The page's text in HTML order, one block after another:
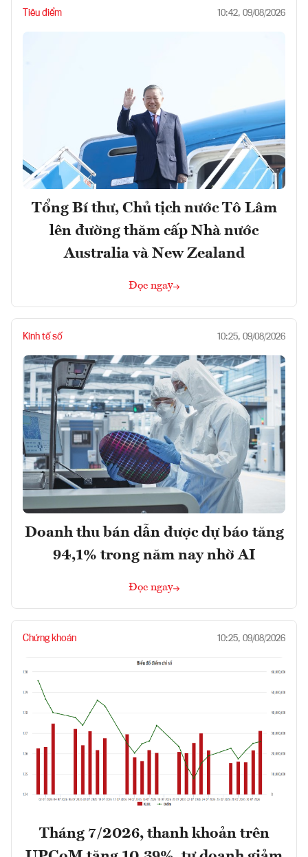
Tiêu điểm 10:42, 09/08/2026
Tổng Bí thư, Chủ tịch nước Tô Lâm
lên đường thăm cấp Nhà nước
Australia và New Zealand
Đọc ngay
Kinh tế số 10:25, 09/08/2026
Doanh thu bán dẫn được dự báo tăng
94,1% trong năm nay nhờ AI
Đọc ngay
Chứng khoán 10:25, 09/08/2026
Tháng 7/2026, thanh khoản trên